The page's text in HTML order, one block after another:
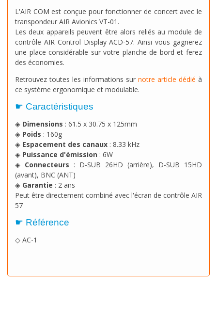
L'AIR COM est conçue pour fonctionner de concert avec le
transpondeur AIR Avionics VT-01.
Les deux appareils peuvent être alors reliés au module de
contrôle AIR Control Display ACD-57. Ainsi vous gagnerez
une place considérable sur votre planche de bord et ferez
des économies.
Retrouvez toutes les informations sur notre article dédié à
ce système ergonomique et modulable.
☛ Caractéristiques
◈ Dimensions : 61.5 x 30.75 x 125mm
◈ Poids : 160g
◈ Espacement des canaux : 8.33 kHz
◈ Puissance d'émission : 6W
◈ Connecteurs : D-SUB 26HD (arrière), D-SUB 15HD
(avant), BNC (ANT)
◈ Garantie : 2 ans
Peut être directement combiné avec l'écran de contrôle AIR
57
☛ Référence
◇ AC-1